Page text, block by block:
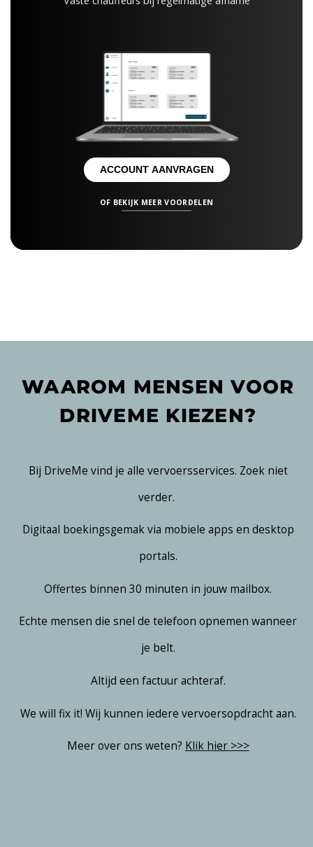
ACCOUNT AANVRAGEN
OF BEKIJK MEER VOORDELEN
WAAROM MENSEN VOOR
DRIVEME KIEZEN?
Bij DriveMe vind je alle vervoersservices. Zoek niet
verder.
Digitaal boekingsgemak via mobiele apps en desktop
portals.
Offertes binnen 30 minuten in jouw mailbox.
Echte mensen die snel de telefoon opnemen wanneer
je belt.
Altijd een factuur achteraf.
We will fix it! Wij kunnen iedere vervoersopdracht aan.
Meer over ons weten? Klik hier >>>